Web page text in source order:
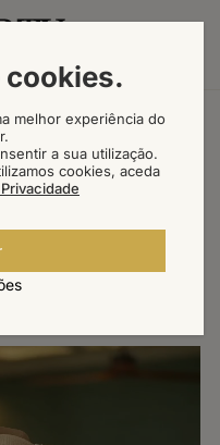
criando uma
à festa — tudo acontece
cookies.
melhor experiência do
a sua utilização.
cookies, aceda